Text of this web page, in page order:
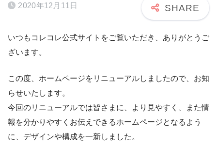
2020年12月11日
いつもコレコレ公式サイトをご覧いただき、ありがとうご
ざいます。
この度、ホームページをリニューアルしましたので、お知
らせいたします。
今回のリニューアルでは皆さまに、より見やすく、また情
報を分かりやすくお伝えできるホームページとなるよう
に、デザインや構成を一新しました。